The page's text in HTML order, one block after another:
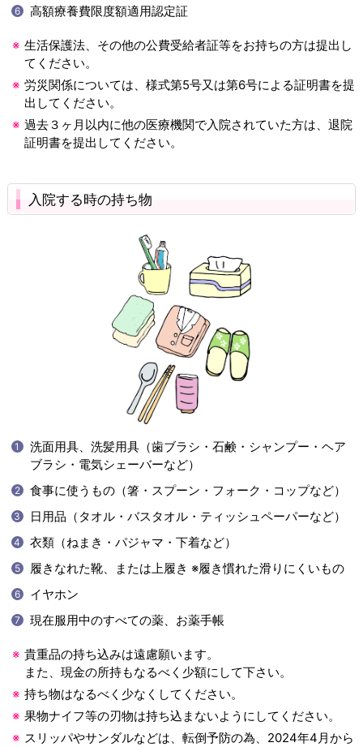
高額療養費限度額適用認定証
生活保護法、その他の公費受給者証等をお持ちの方は提出し
てください。
労災関係については、様式第5号又は第6号による証明書を提
出してください。
過去３ヶ月以内に他の医療機関で入院されていた方は、退院
証明書を提出してください。
入院する時の持ち物
洗面用具、洗髪用具（歯ブラシ・石鹸・シャンプー・ヘア
ブラシ・電気シェーバーなど）
食事に使うもの（箸・スプーン・フォーク・コップなど）
日用品（タオル・バスタオル・ティッシュペーパーなど）
衣類（ねまき・パジャマ・下着など）
履きなれた靴、または上履き ※履き慣れた滑りにくいもの
イヤホン
現在服用中のすべての薬、お薬手帳
貴重品の持ち込みは遠慮願います。
また、現金の所持もなるべく少額にして下さい。
持ち物はなるべく少なくしてください。
果物ナイフ等の刃物は持ち込まないようにしてください。
スリッパやサンダルなどは、転倒予防の為、2024年4月から